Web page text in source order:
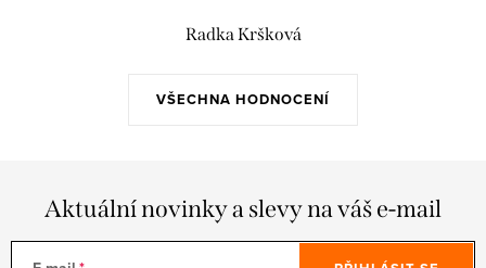
VŠECHNA HODNOCENÍ
Radka Kršková
Aktuální novinky a slevy na váš e-mail